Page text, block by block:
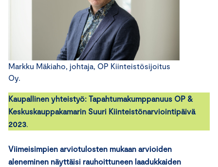
Markku Mäkiaho, johtaja, OP Kiinteistösijoitus
Oy.
Kaupallinen yhteistyö: Tapahtumakumppanuus OP &
Keskuskauppakamarin Suuri Kiinteistönarviointipäivä
2023.
Viimeisimpien arviotulosten mukaan arvioiden
aleneminen näyttäisi rauhoittuneen laadukkaiden